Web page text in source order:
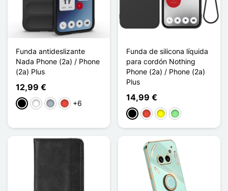
Funda antideslizante
Nada Phone (2a) / Phone
(2a) Plus
12,99 €
NegroBlanco
Gris Rojo+6
Funda de silicona líquida
para cordón Nothing
Phone (2a) / Phone (2a)
Plus
14,99 €
NegroRojoAmarilloVerde claro